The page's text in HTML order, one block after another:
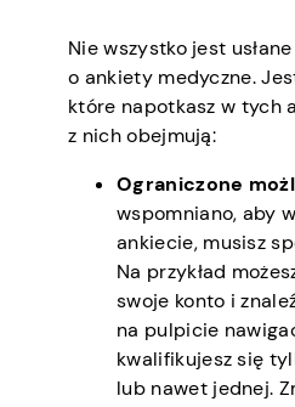
Nie wszystko jest
o ankiety medyczne.
które napotkasz w tych
z nich obejmują:
Ograniczone
wspomniano, aby
ankiecie, musisz
Na przykład
swoje konto i
na pulpicie
kwalifikujesz się
lub nawet jednej.